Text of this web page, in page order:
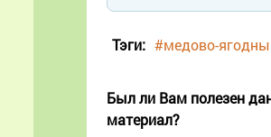
Тэги: #медово-
Был ли Вам полезен
материал?